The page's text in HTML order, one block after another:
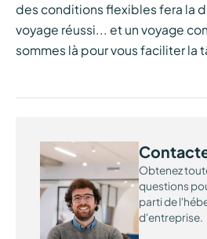
des conditions flexibles fera la
voyage réussi... et un voyage
sommes là pour vous faciliter la
Obtenez
questions
parti de
d'entreprise.